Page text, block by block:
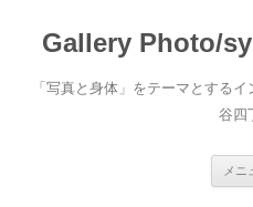
Gallery Photo/
「写真と身体」をテーマとする
谷四
メニ